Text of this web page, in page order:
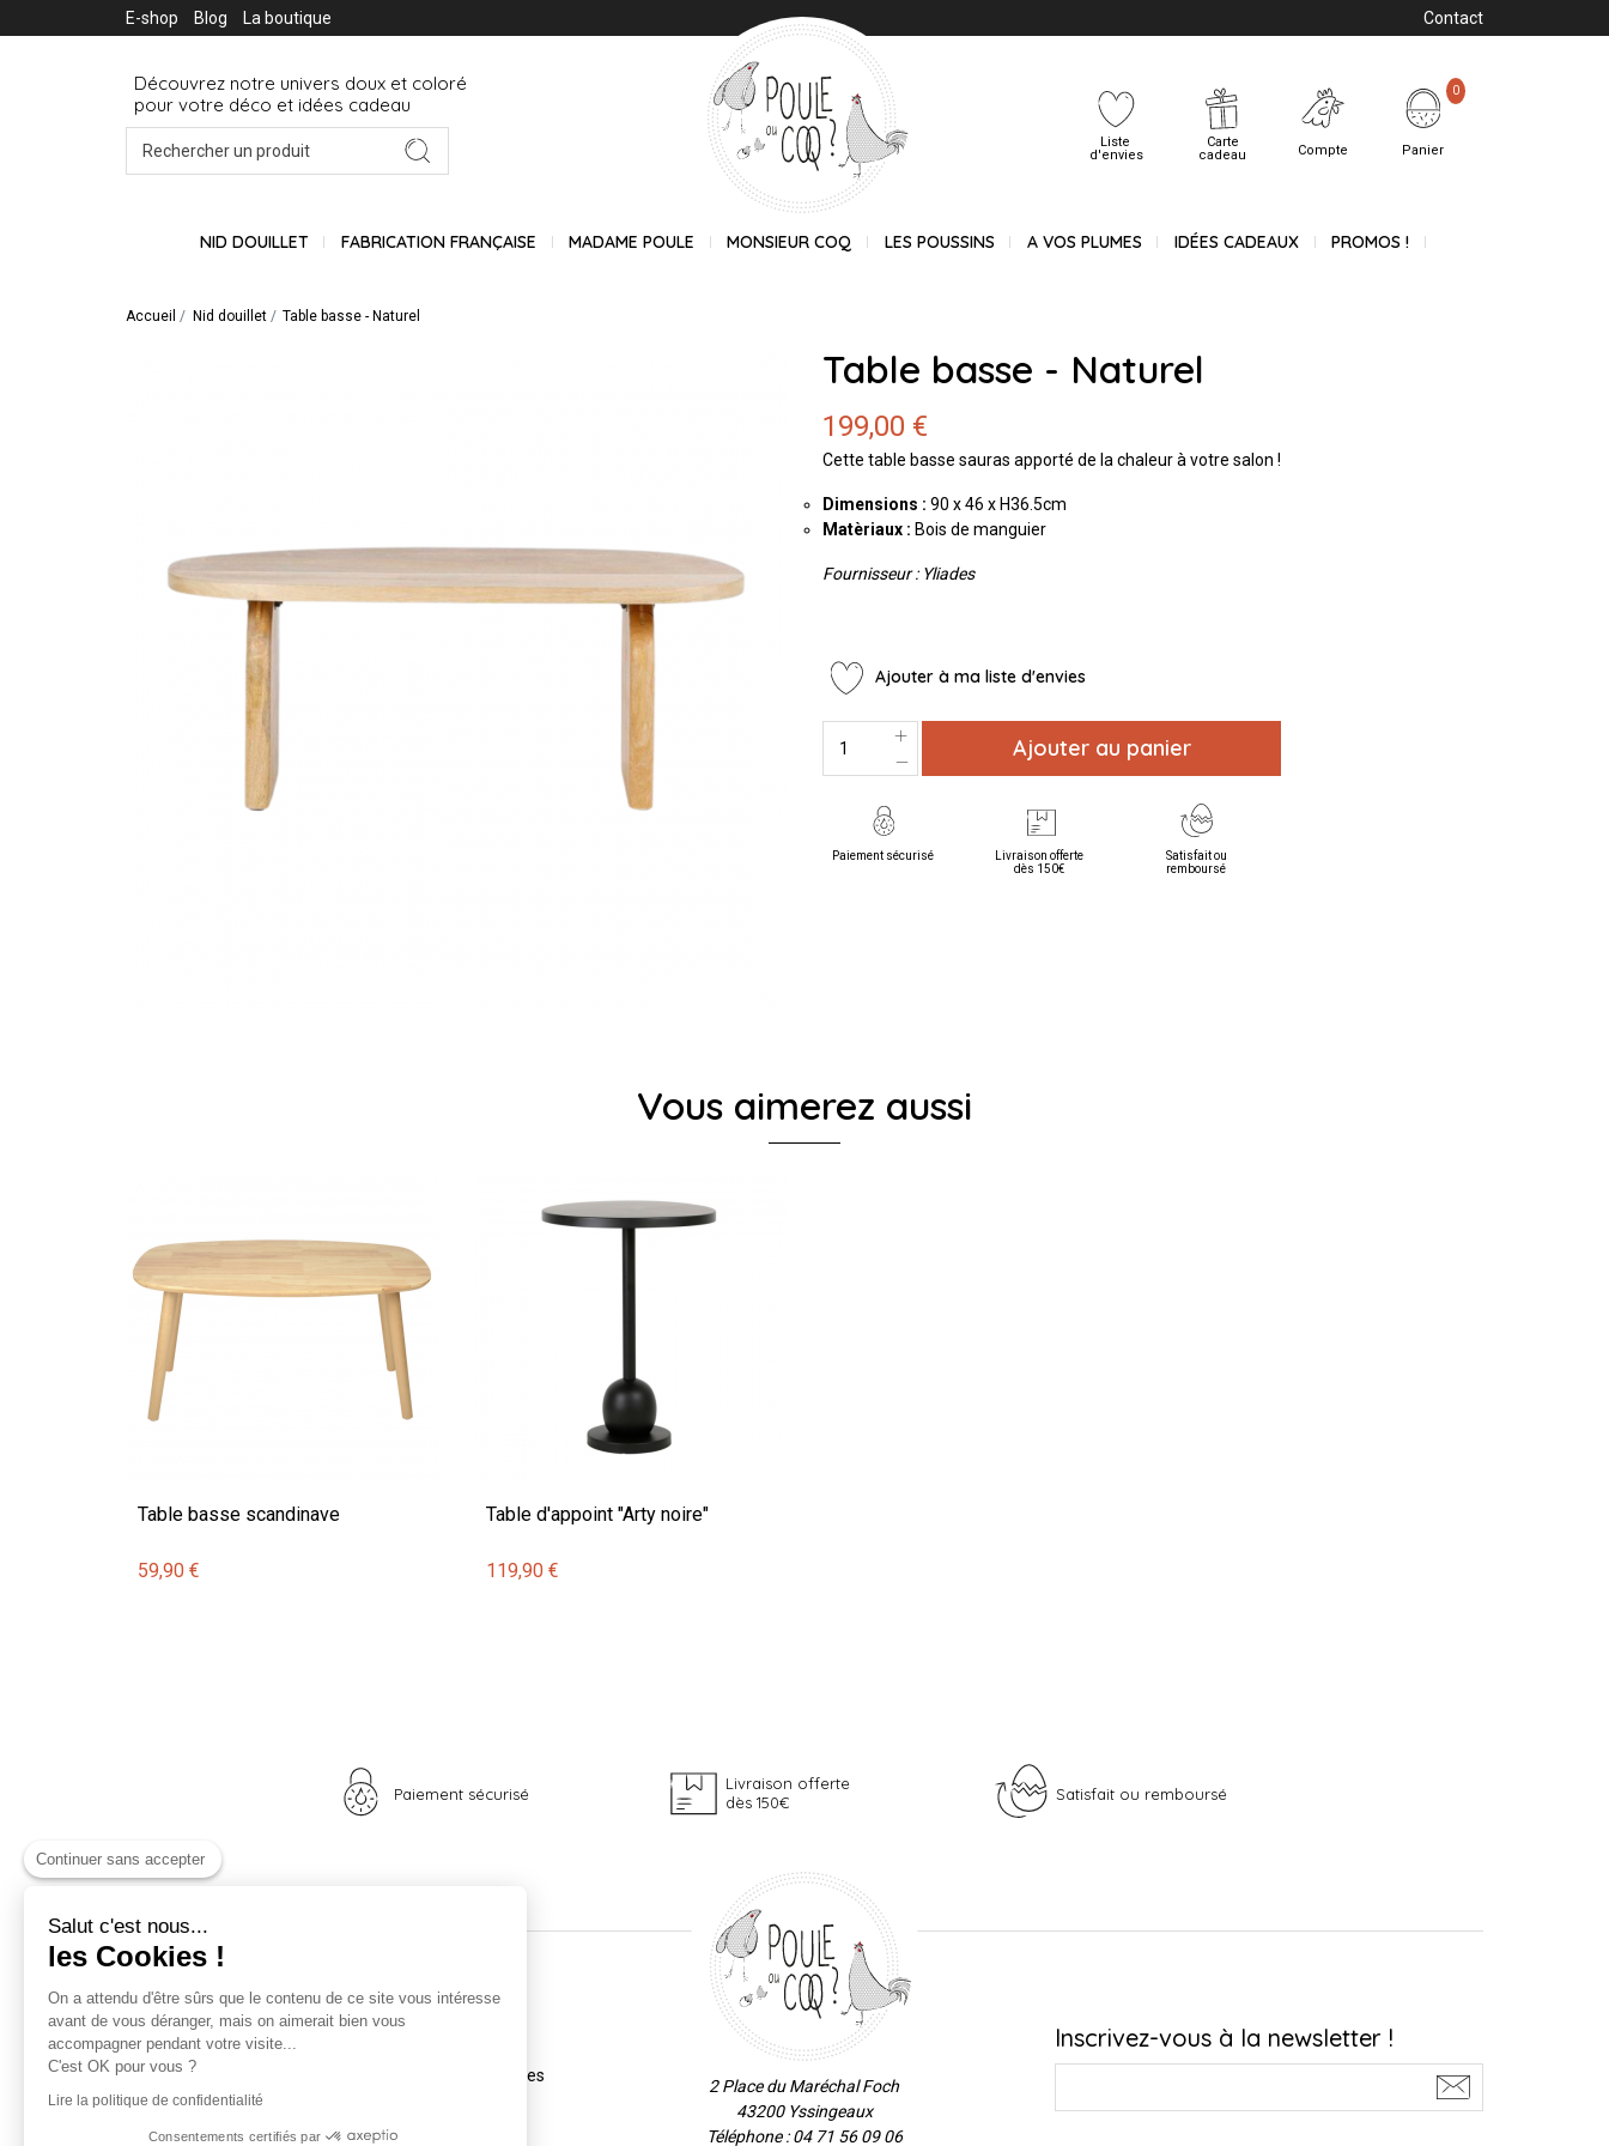
E-shop Blog La boutique Contact
Découvrez notre univers doux et coloré
pour votre déco et idées cadeau
Liste
d'envies
Carte
cadeau
Compte Panier
0
NID DOUILLET FABRICATION FRANÇAISE MADAME POULE MONSIEUR COQ LES POUSSINS A VOS PLUMES IDÉES CADEAUX PROMOS !
Accueil Nid douillet Table basse - Naturel
Table basse - Naturel
199,00 €
Cette table basse sauras apporté de la chaleur à votre salon !
Dimensions : 90 x 46 x H36.5cm
Matèriaux : Bois de manguier
Fournisseur : Yliades
Ajouter à ma liste d'envies
Ajouter au panier
Paiement sécurisé
Livraison offerte
dès 150€
Satisfait ou
remboursé
Vous aimerez aussi
Table basse scandinave
59,90 €
Table d'appoint "Arty noire"
119,90 €
Paiement sécurisé
Livraison offerte
dès 150€
Satisfait ou remboursé
Nos univers
Nid douillet
Madame Poule
Monsieur Coq
Les poussins
Informations
La boutique
Coordonnées et horaires
2 Place du Maréchal Foch
43200 Yssingeaux
Téléphone : 04 71 56 09 06
Inscrivez-vous à la newsletter !
Continuer sans accepter
Salut c'est nous...
les Cookies !
On a attendu d'être sûrs que le contenu de ce site vous intéresse
avant de vous déranger, mais on aimerait bien vous
accompagner pendant votre visite...
C'est OK pour vous ?
Lire la politique de confidentialité
Consentements certifiés par